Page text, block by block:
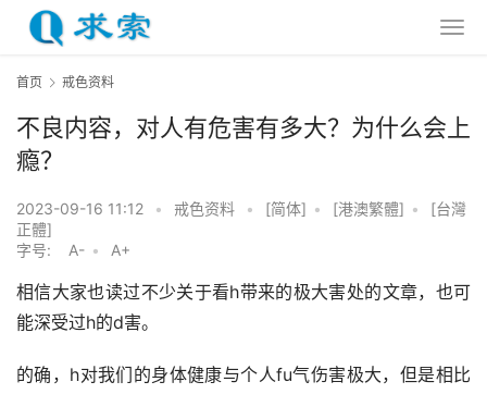
首页 戒色资料
不良内容，对人有危害有多大？为什么会上
瘾？
2023-09-16 11:12 • 戒色资料 • [简体] • [港澳繁體] •
[台灣
正體]
字号:
A- • A+
相信大家也读过不少关于看h带来的极大害处的文章，也可
能深受过h的d害。
的确，h对我们的身体健康与个人fu气伤害极大，但是相比